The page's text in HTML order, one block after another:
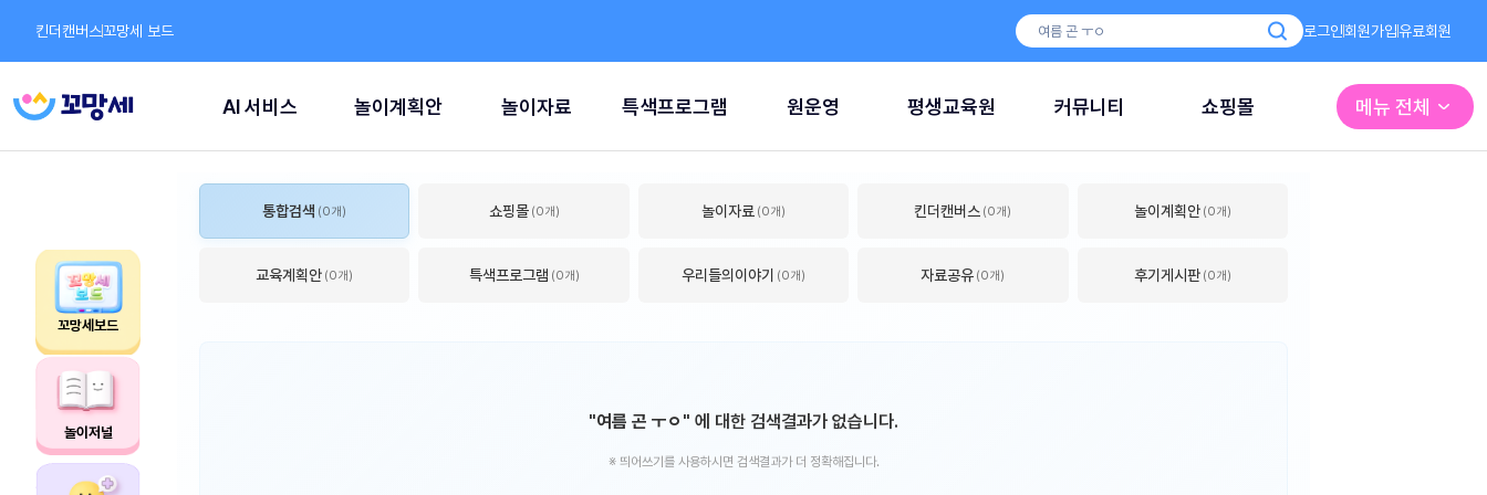
꼬망세보드
놀이저널
킨더캔버스꼬망세 보드 로그인회원가입유료회원
AI 서비스 놀이계획안 놀이자료 특색프로그램 원운영 평생교육원 커뮤니티 쇼핑몰 메뉴 전체
통합검색 (0개) 쇼핑몰 (0개) 놀이자료 (0개) 킨더캔버스 (0개) 놀이계획안 (0개)
교육계획안 (0개) 특색프로그램 (0개) 우리들의이야기 (0개) 자료공유 (0개) 후기게시판 (0개)
"여름 곤 ㅜㅇ" 에 대한 검색결과가 없습니다.
※ 띄어쓰기를 사용하시면 검색결과가 더 정확해집니다.